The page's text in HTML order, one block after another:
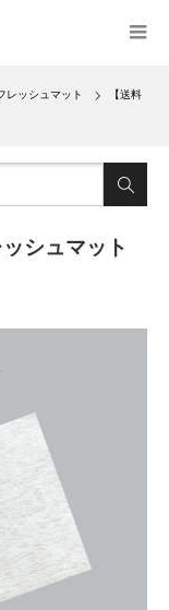
レッシュマット 【送料
シュマット